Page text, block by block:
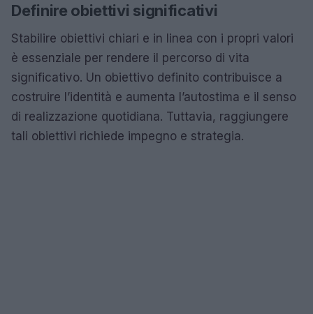
Definire obiettivi significativi
Stabilire obiettivi chiari e in linea con i propri valori
è essenziale per rendere il percorso di vita
significativo. Un obiettivo definito contribuisce a
costruire l’identità e aumenta l’autostima e il senso
di realizzazione quotidiana. Tuttavia, raggiungere
tali obiettivi richiede impegno e strategia.